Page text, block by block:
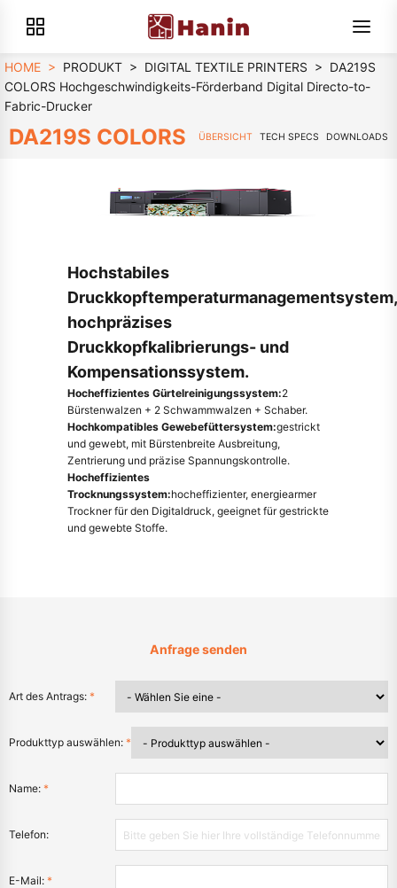
HOME > PRODUKT > DIGITAL TEXTILE PRINTERS > DA219S
COLORS Hochgeschwindigkeits-Förderband Digital Directo-to-
Fabric-Drucker
DA219S COLORS ÜBERSICHT TECH SPECS DOWNLOADS
Hochstabiles
Druckkopftemperaturmanagementsystem,
hochpräzises
Druckkopfkalibrierungs- und
Kompensationssystem.
Hocheffizientes Gürtelreinigungssystem:2
Bürstenwalzen + 2 Schwammwalzen + Schaber.
Hochkompatibles Gewebefüttersystem:gestrickt
und gewebt, mit Bürstenbreite Ausbreitung,
Zentrierung und präzise Spannungskontrolle.
Hocheffizientes
Trocknungssystem:hocheffizienter, energiearmer
Trockner für den Digitaldruck, geeignet für gestrickte
und gewebte Stoffe.
Anfrage senden
Art des Antrags: *
Produkttyp auswählen: *
Name: *
Telefon:
E-Mail: *